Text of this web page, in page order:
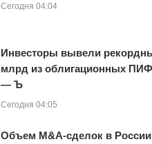
Сегодня 04:04
Инвесторы вывели
млрд из облигационных
— Ъ
Сегодня 04:05
Объем M&A-сделок в России